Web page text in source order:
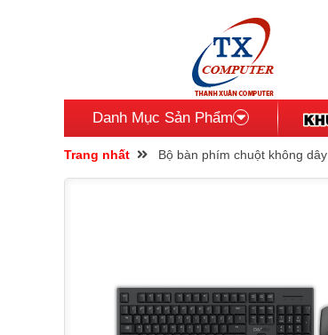
Danh Mục Sản Phẩm
Trang nhất Bộ bàn phím chuột không dây